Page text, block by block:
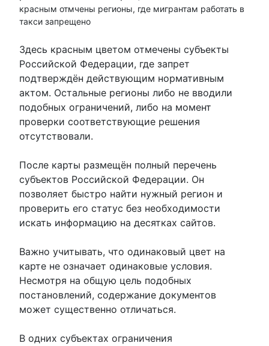
красным отмчены регионы, где мигрантам работать в
такси запрещено
Здесь красным цветом отмечены субъекты
Российской Федерации, где запрет
подтверждён действующим нормативным
актом. Остальные регионы либо не вводили
подобных ограничений, либо на момент
проверки соответствующие решения
отсутствовали.
После карты размещён полный перечень
субъектов Российской Федерации. Он
позволяет быстро найти нужный регион и
проверить его статус без необходимости
искать информацию на десятках сайтов.
Важно учитывать, что одинаковый цвет на
карте не означает одинаковые условия.
Несмотря на общую цель подобных
постановлений, содержание документов
может существенно отличаться.
В одних субъектах ограничения